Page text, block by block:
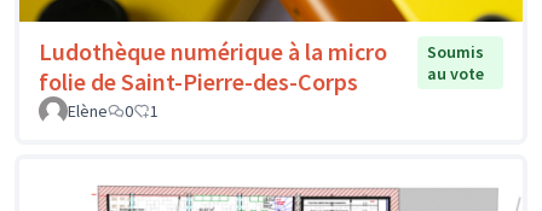
Ludothèque numérique à la micro
folie de Saint-Pierre-des-Corps
Soumis
au vote
Elène
0 1